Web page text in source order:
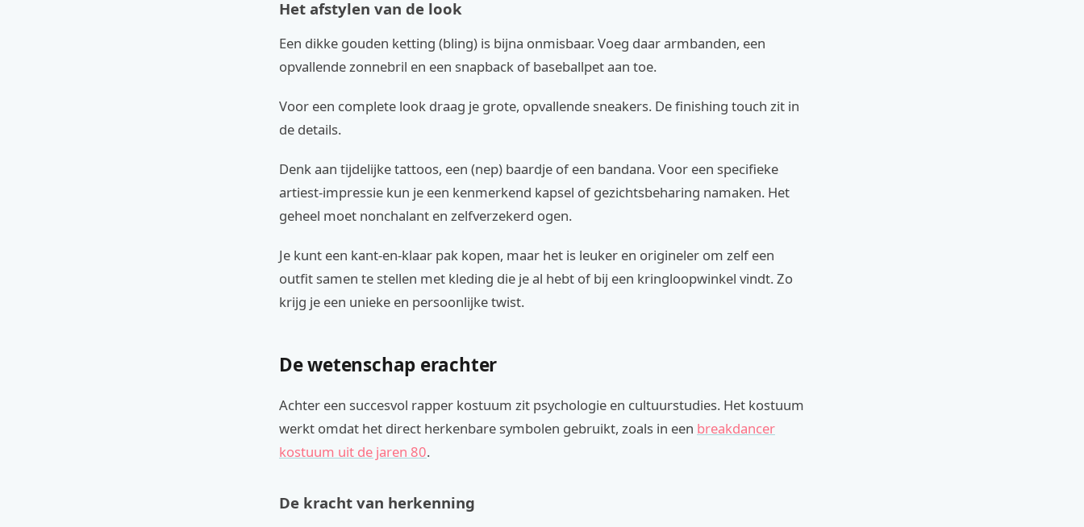
Het afstylen van de look
Een dikke gouden ketting (bling) is bijna onmisbaar. Voeg daar armbanden, een
opvallende zonnebril en een snapback of baseballpet aan toe.
Voor een complete look draag je grote, opvallende sneakers. De finishing touch zit in
de details.
Denk aan tijdelijke tattoos, een (nep) baardje of een bandana. Voor een specifieke
artiest-impressie kun je een kenmerkend kapsel of gezichtsbeharing namaken. Het
geheel moet nonchalant en zelfverzekerd ogen.
Je kunt een kant-en-klaar pak kopen, maar het is leuker en origineler om zelf een
outfit samen te stellen met kleding die je al hebt of bij een kringloopwinkel vindt. Zo
krijg je een unieke en persoonlijke twist.
De wetenschap erachter
Achter een succesvol rapper kostuum zit psychologie en cultuurstudies. Het kostuum
werkt omdat het direct herkenbare symbolen gebruikt, zoals in een breakdancer
kostuum uit de jaren 80.
De kracht van herkenning